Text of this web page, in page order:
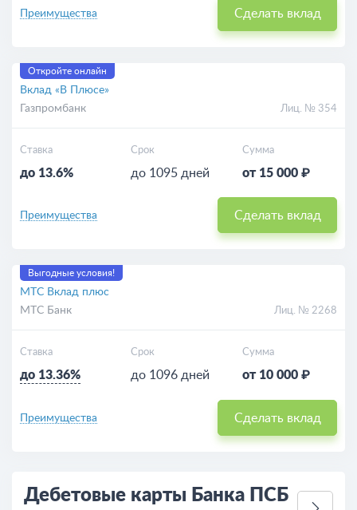
Преимущества Сделать вклад
Откройте онлайн
Вклад «В Плюсе»
Газпромбанк
Лиц. № 354
Ставка
до 13.6%
Срок
до 1095 дней
Сумма
от 15 000 ₽
Преимущества Сделать вклад
Выгодные условия!
МТС Вклад плюс
МТС Банк
Лиц. № 2268
Ставка
до 13.36%
Срок
до 1096 дней
Сумма
от 10 000 ₽
Преимущества Сделать вклад
Дебетовые карты Банка ПСБ